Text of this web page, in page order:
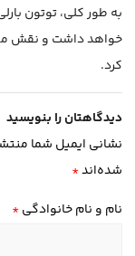
به طور کلی، توتون
خواهد داشت و نقش
کرد.
دیدگاهتان را بنویسید
نشانی ایمیل شما
شده‌اند*
نام و نام خانوادگی*